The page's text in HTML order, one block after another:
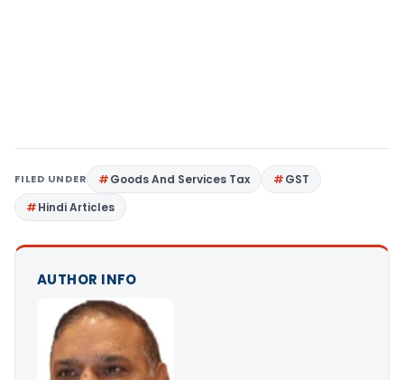
FILED UNDER Goods And Services Tax
GST
Hindi Articles
AUTHOR INFO